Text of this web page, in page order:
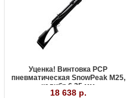
Уценка! Винтовка PCP
пневматическая SnowPeak M25,
калибр 6.35 мм
18 638 р.